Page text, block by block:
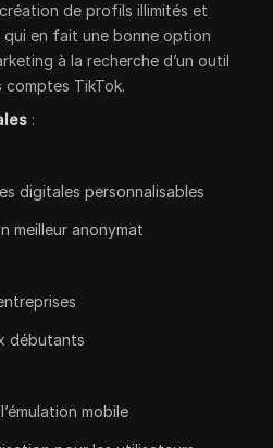
de profils illimités et
qui en fait une bonne option
à la recherche d’un outil
comptes TikTok.
:
digitales personnalisables
meilleur anonymat
débutants
mobile